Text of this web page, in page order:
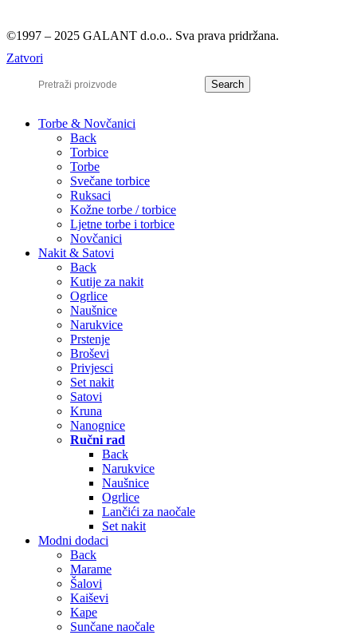
©1997 – 2025 GALANT d.o.o.. Sva prava pridržana.
Zatvori
Search
Torbe & Novčanici
Back
Torbice
Torbe
Svečane torbice
Ruksaci
Kožne torbe / torbice
Ljetne torbe i torbice
Novčanici
Nakit & Satovi
Back
Kutije za nakit
Ogrlice
Naušnice
Narukvice
Prstenje
Broševi
Privjesci
Set nakit
Satovi
Kruna
Nanognice
Ručni rad
Back
Narukvice
Naušnice
Ogrlice
Lančići za naočale
Set nakit
Modni dodaci
Back
Marame
Šalovi
Kaiševi
Kape
Sunčane naočale